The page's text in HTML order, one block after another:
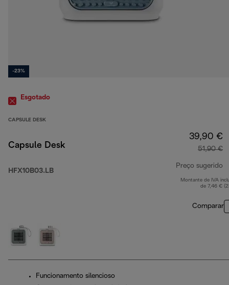
-23%
Esgotado
CAPSULE DESK
Capsule Desk
HFX10B03.LB
39,90 €
51,90 €
Preço sugerido
Montante de IVA
de 7,46 €
Comparar
Funcionamento silencioso